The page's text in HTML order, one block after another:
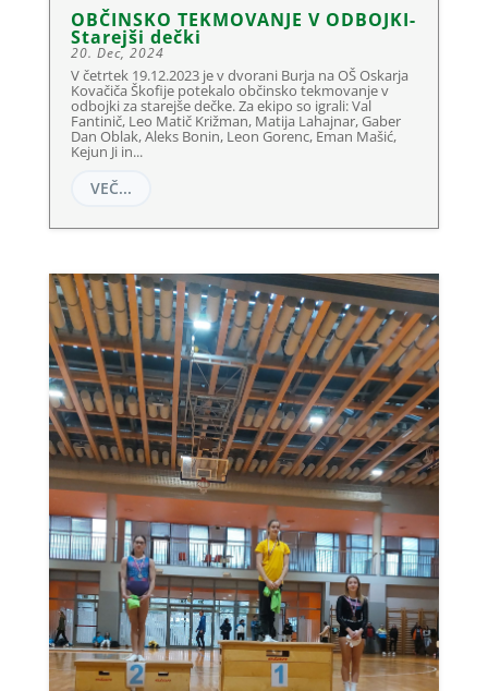
OBČINSKO TEKMOVANJE V ODBOJKI-
Starejši dečki
20. Dec, 2024
V četrtek 19.12.2023 je v dvorani Burja na OŠ Oskarja
Kovačiča Škofije potekalo občinsko tekmovanje v
odbojki za starejše dečke. Za ekipo so igrali: Val
Fantinič, Leo Matič Križman, Matija Lahajnar, Gaber
Dan Oblak, Aleks Bonin, Leon Gorenc, Eman Mašić,
Kejun Ji in...
VEČ...